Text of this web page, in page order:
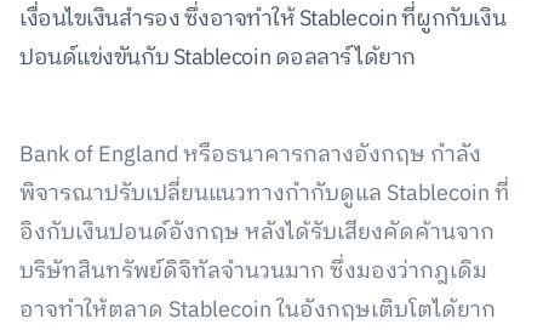
เงื่อนไขเงินสำรอง ซึ่งอาจทำให้ Stablecoin ที่ผูกกับเงิน
ปอนด์แข่งขันกับ Stablecoin ดอลลาร์ได้ยาก
Bank of England หรือธนาคารกลางอังกฤษ กำลัง
พิจารณาปรับเปลี่ยนแนวทางกำกับดูแล Stablecoin ที่
อิงกับเงินปอนด์อังกฤษ หลังได้รับเสียงคัดค้านจาก
บริษัทสินทรัพย์ดิจิทัลจำนวนมาก ซึ่งมองว่ากฎเดิม
อาจทำให้ตลาด Stablecoin ในอังกฤษเติบโตได้ยาก